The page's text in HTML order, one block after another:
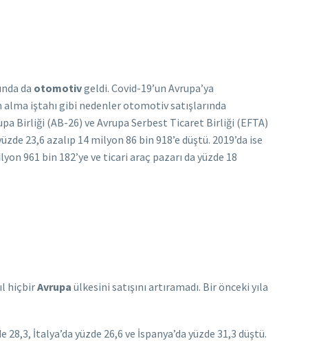
da otomotivgeldi. Covid-19’un Avrupa’ya
iştahı gibi nedenler otomotiv satışlarında
Birliği (AB-26) ve Avrupa Serbest Ticaret Birliği (EFTA)
23,6 azalıp 14 milyon 86 bin 918’e düştü. 2019’da ise
961 bin 182’ye ve ticari araç pazarı da yüzde 18
hiçbirAvrupa ülkesini satışını artıramadı. Bir önceki yıla
İtalya’da yüzde 26,6 ve İspanya’da yüzde 31,3 düştü.